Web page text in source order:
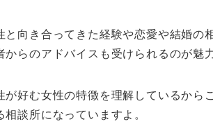
と向き合ってきた経験や恋愛や結婚の
からのアドバイスも受けられるのが魅
が好む女性の特徴を理解しているから
相談所になっていますよ。